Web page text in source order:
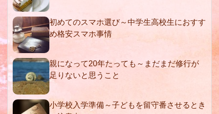
初めてのスマホ選び～中学生高校生におすす
め格安スマホ事情
親になって20年たっても～まだまだ修行が
足りないと思うこと
小学校入学準備～子どもを留守番させるとき